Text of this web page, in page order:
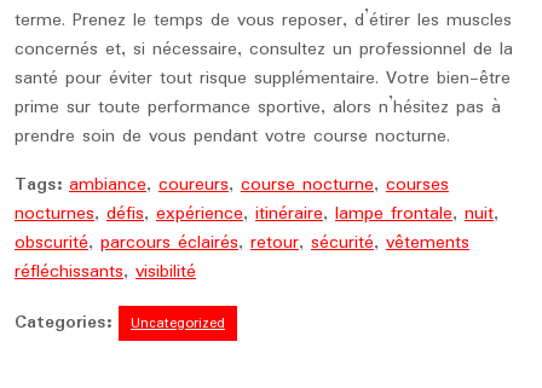
terme. Prenez le temps de vous reposer, d’étirer les muscles
concernés et, si nécessaire, consultez un professionnel de la
santé pour éviter tout risque supplémentaire. Votre bien-être
prime sur toute performance sportive, alors n’hésitez pas à
prendre soin de vous pendant votre course nocturne.
Tags: ambiance, coureurs, course nocturne, courses
nocturnes, défis, expérience, itinéraire, lampe frontale, nuit,
obscurité, parcours éclairés, retour, sécurité, vêtements
réfléchissants, visibilité
Categories:
Uncategorized